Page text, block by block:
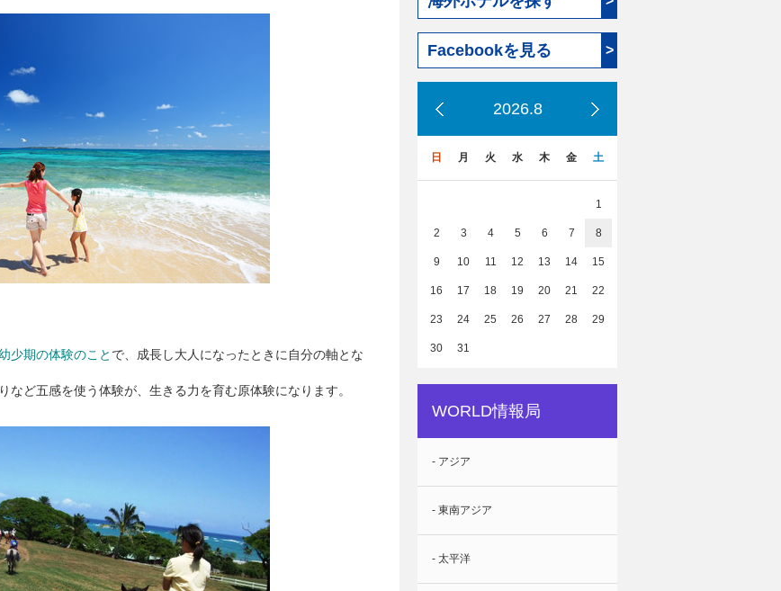
少期の体験のこと で、成長し大人になったときに自分の軸とな
など五感を使う体験が、生きる力を育む原体験になります。
Facebookを見る >
2026.8
日 月 火 水 木 金 土
1
2 3 4 5 6 7 8
9 10 11 12 13 14 15
16 17 18 19 20 21 22
23 24 25 26 27 28 29
30 31
WORLD情報局
- アジア
- 東南アジア
- 太平洋